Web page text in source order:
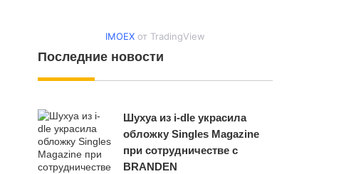
IMOEX от TradingView
Последние новости
Шухуа из i-dle украсила
обложку Singles Magazine
при сотрудничестве с
BRANDEN